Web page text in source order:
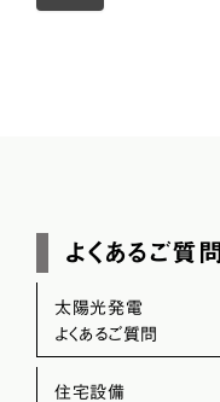
よくあるご質問
太陽光発電
よくあるご質問
住宅設備